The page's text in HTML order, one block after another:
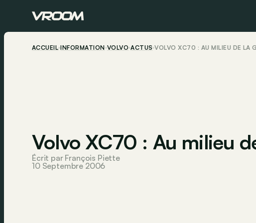
ACCUEIL INFORMATION VOLVO ACTUS VOLVO XC70 : AU MILIEU DE LA
Volvo XC70 : Au milieu
Écrit par François Piette
10 Septembre 2006